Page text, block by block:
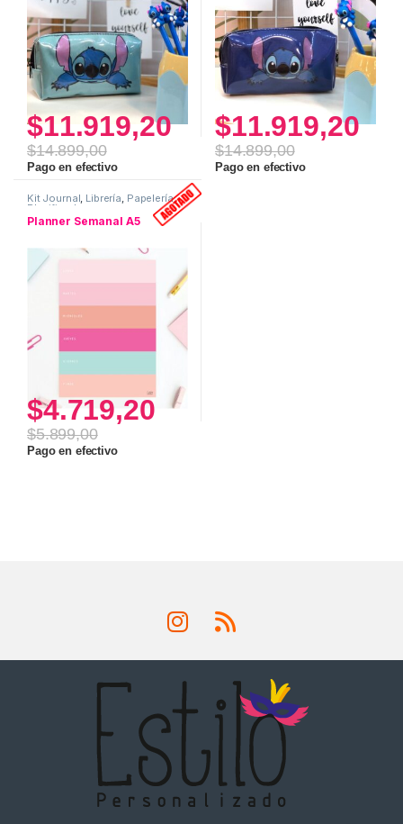
$11.919,20
$14.899,00
Pago en efectivo
$11.919,20
$14.899,00
Pago en efectivo
Kit Journal, Librería, Papelería,
Planificadores
Planner Semanal A5
$4.719,20
$5.899,00
Pago en efectivo